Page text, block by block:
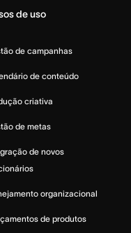
de uso
de campanhas
de conteúdo
criativa
de metas
de novos
organizacional
de produtos